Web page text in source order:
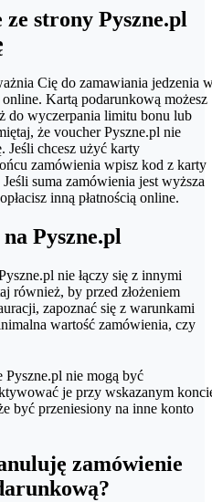
w sklepie oficjalnych
Masz do wyboru różne
zł.
strony Pyszne.pl
Cię do zamawiania jedzenia
online. Kartą podarunkową możesz
do wyczerpania limitu bonu lub
że voucher Pyszne.pl nie
Jeśli chcesz użyć karty
zamówienia wpisz kod z karty
suma zamówienia jest wyższa
inną płatnością online.
Pyszne.pl
nie łączy się z innymi
również, by przed złożeniem
zapoznać się z warunkami
wartość zamówienia, czy
nie mogą być
je przy wskazanym
być przeniesiony na inne konto
zamówienie